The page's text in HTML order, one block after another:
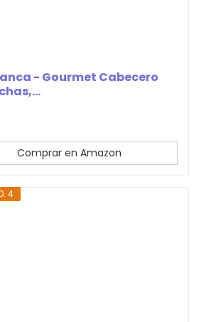
- Gourmet Cabecero
Comprar en Amazon
4